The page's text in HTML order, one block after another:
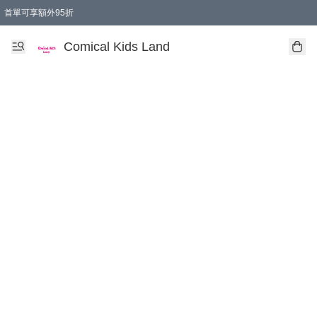
首單可享額外95折
Comical Kids Land